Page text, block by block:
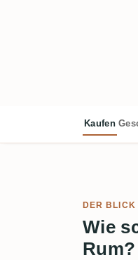
Kaufen
DER
Wie
Rum?